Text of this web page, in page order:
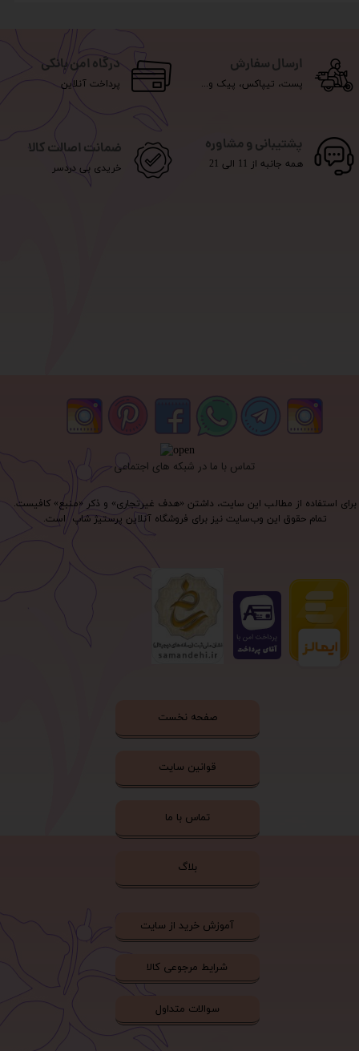
برای استفاده از مطالب این سایت، داشتن «هدف غیرتجاری» و ذکر «منبع» کافیست.
تمام حقوق اين وب‌سايت نیز برای فروشگاه آنلاین پرستیژ شاپ است.
ارسال سفارش
پست، تیپاکس، پیک و...
درگاه امن بانکی
پرداخت آنلاین
پشتیبانی و مشاوره
همه جانبه از 11 الی 21
ضمانت اصالت کالا
خریدی بی دردسر
تماس با ما در شبکه های اجتماعی
صفحه نخست
قوانین سایت
تماس با ما
بلاگ
آموزش خرید از سایت
شرایط مرجوعی کالا
سوالات متداول